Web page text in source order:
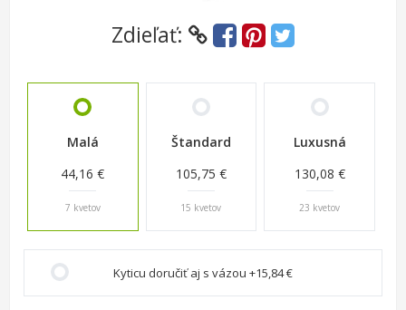
Zdieľať:
Malá
44,16 €
7 kvetov
Štandard
105,75 €
15 kvetov
Luxusná
130,08 €
23 kvetov
Kyticu doručiť aj s vázou +15,84 €